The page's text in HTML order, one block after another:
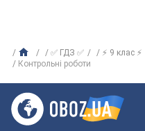
✅ ГДЗ ✅ ⚡ 9 клас ⚡
Контрольні роботи